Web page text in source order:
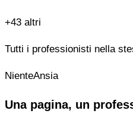
+43 altri
Tutti i professionisti nella
NienteAnsia
Una pagina, un